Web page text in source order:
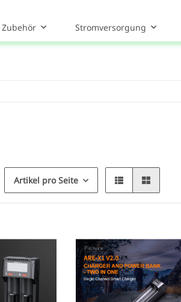
Stromversorgung
Artikel pro Seite